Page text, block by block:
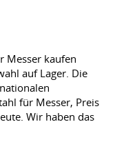
Messer kaufen
auf Lager. Die
für Messer, Preis
Wir haben das